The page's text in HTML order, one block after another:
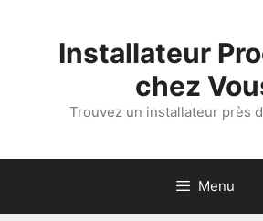
Installateur
chez
Trouvez un installateur près
Menu